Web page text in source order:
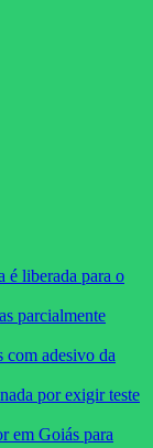
é liberada para o
parcialmente
com adesivo da
por exigir teste
em Goiás para